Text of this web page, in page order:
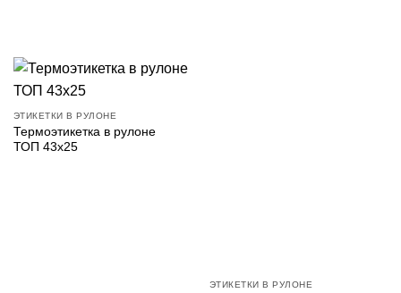
ЭТИКЕТКИ В РУЛОНЕ
Термоэтикетка в рулоне
ТОП 43х25
ЭТИКЕТКИ В РУЛОНЕ